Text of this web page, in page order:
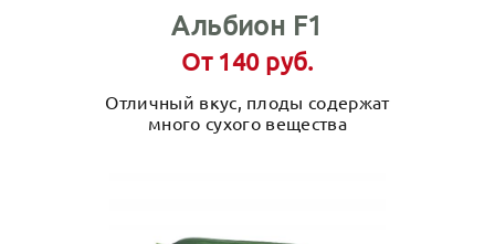
Альбион F1
От 140 руб.
Отличный вкус, плоды содержат
много сухого вещества